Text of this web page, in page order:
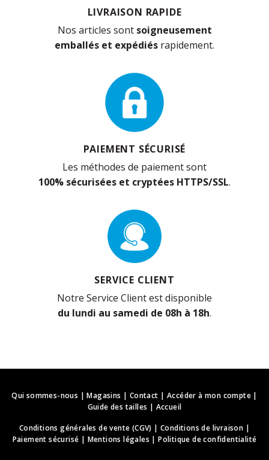
LIVRAISON RAPIDE
Nos articles sont soigneusement
emballés et expédiés rapidement.
PAIEMENT SÉCURISÉ
Les méthodes de paiement sont
100% sécurisées et cryptées HTTPS/SSL.
SERVICE CLIENT
Notre Service Client est disponible
du lundi au samedi de 08h à 18h.
Qui sommes-nous |Magasins | Contact | Accéder à mon compte|
Guide des tailles | Accueil
Conditions générales de vente (CGV) |Conditions de livraison |
Paiement sécurisé | Mentions légales |Politique de confidentialité